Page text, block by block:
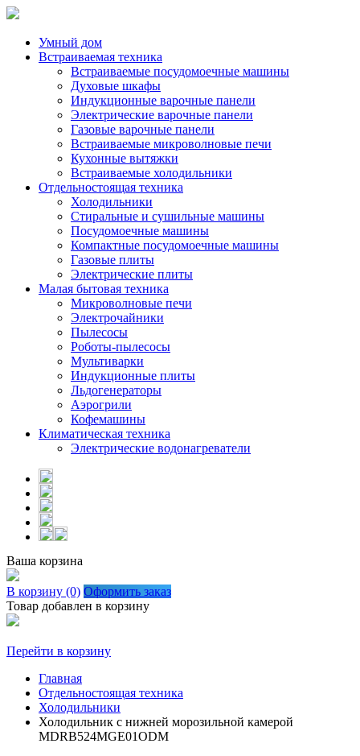
Умный дом
Встраиваемая техника
Встраиваемые посудомоечные машины
Духовые шкафы
Индукционные варочные панели
Электрические варочные панели
Газовые варочные панели
Встраиваемые микроволновые печи
Кухонные вытяжки
Встраиваемые холодильники
Отдельностоящая техника
Холодильники
Стиральные и сушильные машины
Посудомоечные машины
Компактные посудомоечные машины
Газовые плиты
Электрические плиты
Малая бытовая техника
Микроволновые печи
Электрочайники
Пылесосы
Роботы-пылесосы
Мультиварки
Индукционные плиты
Льдогенераторы
Аэрогрили
Кофемашины
Климатическая техника
Электрические водонагреватели
Ваша корзина
В корзину (0) Оформить заказ
Товар добавлен в корзину
Перейти в корзину
Главная
Отдельностоящая техника
Холодильники
Холодильник с нижней морозильной камерой
MDRB524MGE01ODM